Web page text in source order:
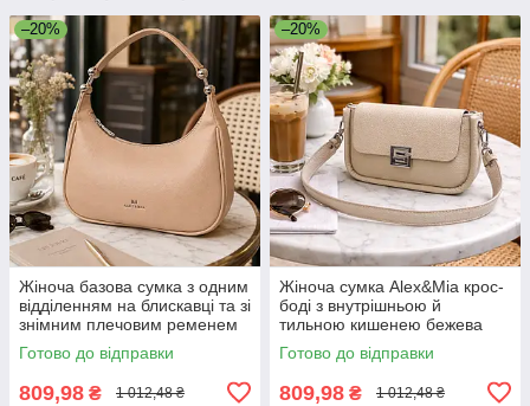
–20%
Жіноча базова сумка з одним
відділенням на блискавці та зі
знімним плечовим ременем
екошкіра бежевий Alex&Mia
CD-9128
Готово до відправки
809,98 ₴ 1 012,48 ₴
–20%
Жіноча сумка Alex&Mia крос-
боді з внутрішньою й
тильною кишенею бежева
Готово до відправки
809,98 ₴ 1 012,48 ₴